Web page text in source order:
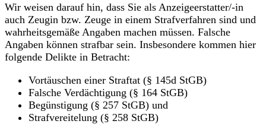
Wir weisen darauf hin, dass Sie als Anzeigeerstatter/-in
auch Zeugin bzw. Zeuge in einem Strafverfahren sind und
wahrheitsgemäße Angaben machen müssen. Falsche
Angaben können strafbar sein. Insbesondere kommen hier
folgende Delikte in Betracht:
Vortäuschen einer Straftat (§ 145d StGB)
Falsche Verdächtigung (§ 164 StGB)
Begünstigung (§ 257 StGB) und
Strafvereitelung (§ 258 StGB)